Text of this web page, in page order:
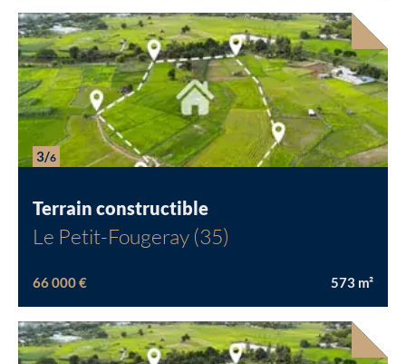
3/6
Terrain constructible
Le Petit-Fougeray (35)
66 000 € 573 m²